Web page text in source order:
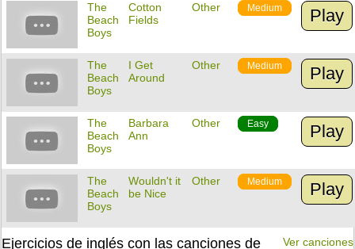
The
Beach
Boys
Cotton
Fields
Other Medium Play
The
Beach
Boys
I Get
Around
Other Medium Play
The
Beach
Boys
Barbara
Ann
Other Easy Play
The
Beach
Boys
Wouldn't it
be Nice
Other Medium Play
Ver canciones
Ejercicios de inglés con las canciones de